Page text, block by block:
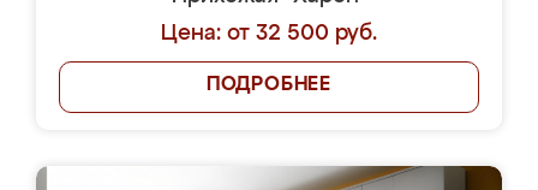
Цена: от 32 500 руб.
ПОДРОБНЕЕ